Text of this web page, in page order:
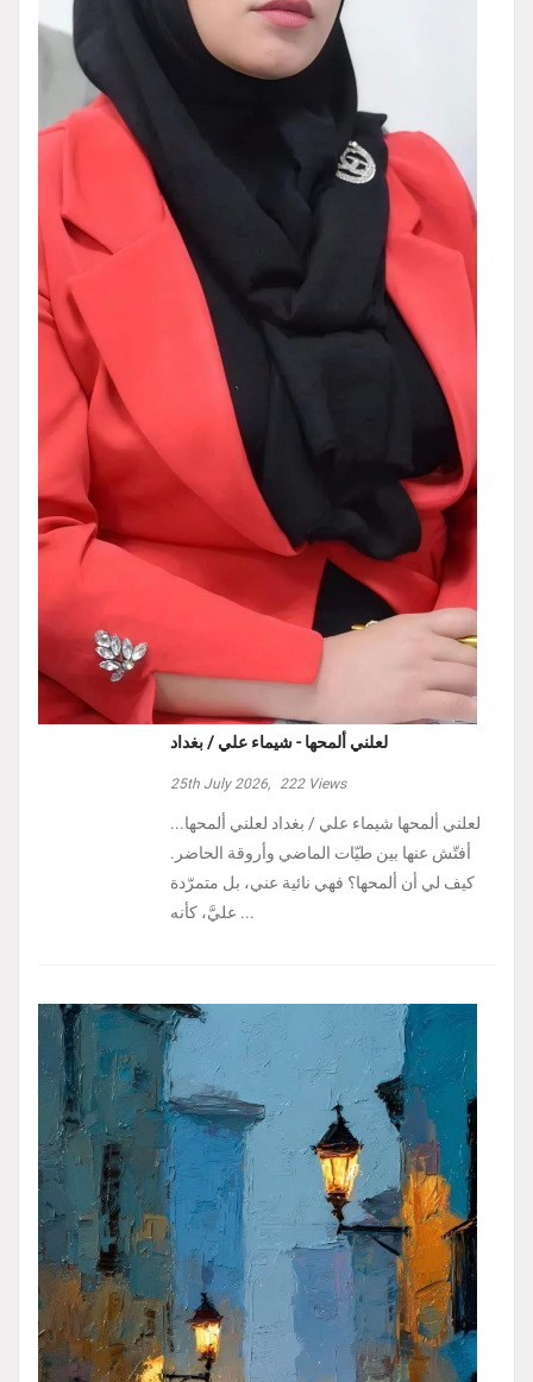
لعلني ألمحها - شيماء علي / بغداد
25th July 2026, 222Views
لعلني ألمحها شيماء علي / بغداد لعلني ألمحها...
أفتّش عنها بين طيّات الماضي وأروقة الحاضر.
كيف لي أن ألمحها؟ فهي نائية عني، بل متمرّدة
عليَّ، كأنه ...